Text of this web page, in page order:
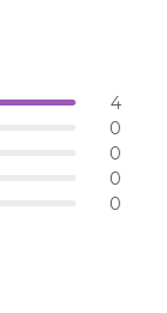
4
0
0
0
0